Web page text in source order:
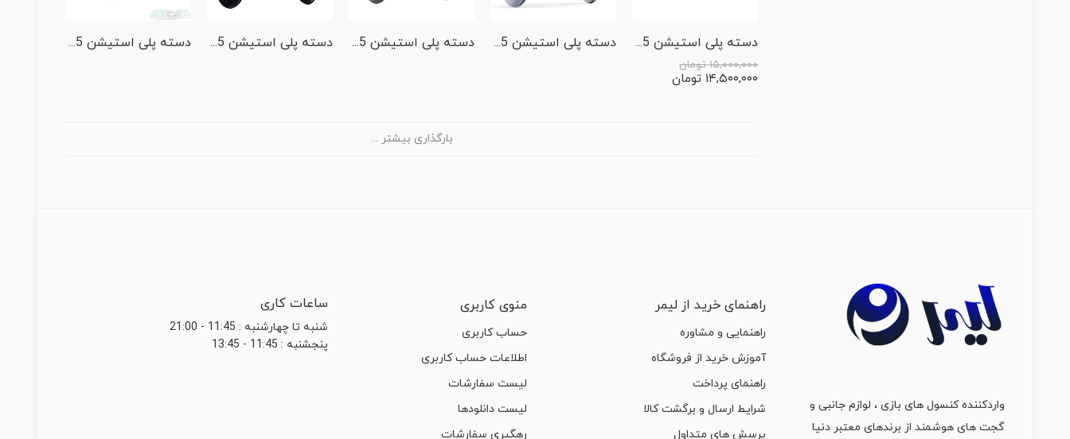
دسته پلی استیشن 5 مدل PS5 Dualsense Cosmic Red
۱۵,۰۰۰,۰۰۰ تومان
۱۴,۵۰۰,۰۰۰ تومان
دسته پلی استیشن 5 مدل PS5 Dualsense Edge دسته پلی استیشن 5 مدل PS5 Dualsense Edge 30th Anniversary Limited Edition دسته پلی استیشن 5 مدل PS5 Dualsense Edge Midnight Black دسته پلی استیشن 5 مدل PS5 Dualsense Final Fantasy XVI Limited Edition
بارگذاری بیشتر ...
واردکننده کنسول های بازی ، لوازم جانبی و
گجت های هوشمند از برندهای معتبر دنیا
راهنمای خرید از لیمر
راهنمایی و مشاوره
آموزش خرید از فروشگاه
راهنمای پرداخت
شرایط ارسال و برگشت کالا
پرسش های متداول
منوی کاربری
حساب کاربری
اطلاعات حساب کاربری
لیست سفارشات
لیست دانلودها
رهگیری سفارشات
ساعات کاری
شنبه تا چهارشنبه : 11:45 - 21:00
پنجشنبه : 11:45 - 13:45